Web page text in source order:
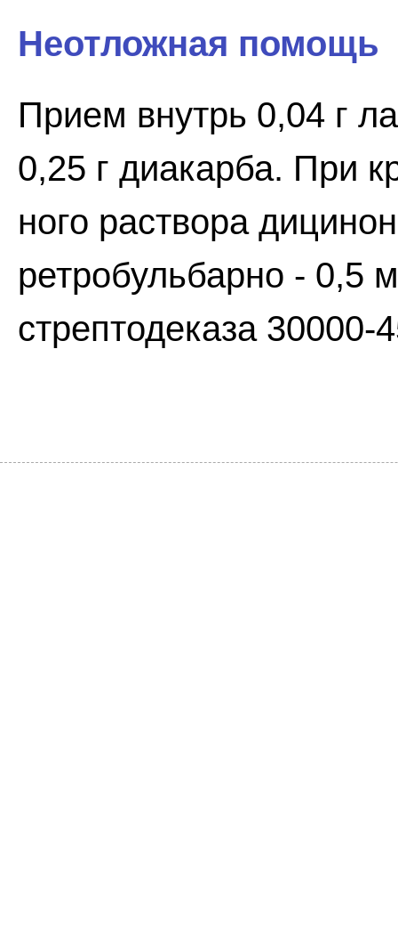
Неотложная помощь
Прием внутрь 0,04 г
0,25 г диакарба. При
ного раствора
ретробульбарно - 0,5
стрептодеказа